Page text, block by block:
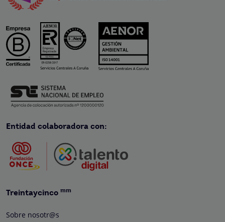
Entidad colaboradora con:
Treintaycinco mm
Sobre nosotr@s